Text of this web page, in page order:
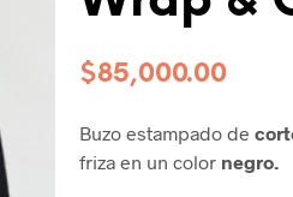
$85,000.00
Buzo estampado de
friza en un color negro.